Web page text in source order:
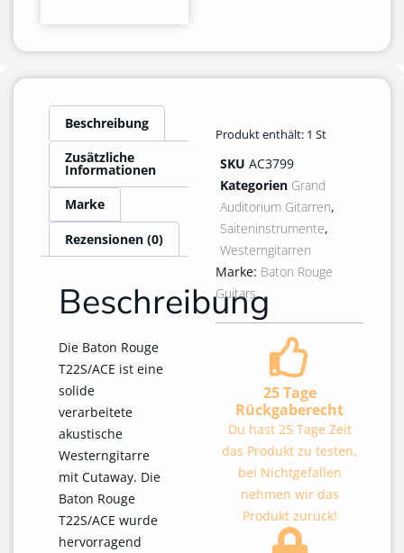
Beschreibung
Zusätzliche
Informationen
Marke
Rezensionen (0)
Beschreibung
Die Baton Rouge
T22S/ACE ist eine
solide
verarbeitete
akustische
Westerngitarre
mit Cutaway. Die
Baton Rouge
T22S/ACE wurde
hervorragend
Produkt enthält: 1 St
SKU AC3799
Kategorien Grand
Auditorium Gitarren,
Saiteninstrumente,
Westerngitarren
Marke: Baton Rouge
Guitars
25 Tage
Rückgaberecht
Du hast 25 Tage Zeit
das Produkt zu testen,
bei Nichtgefallen
nehmen wir das
Produkt zurück!